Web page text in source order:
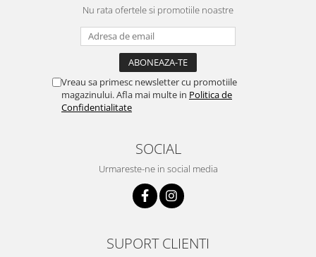
Nu rata ofertele si promotiile noastre
Vreau sa primesc newsletter cu promotiile
magazinului. Afla mai multe in Politica de
Confidentialitate
SOCIAL
Urmareste-ne in social media
SUPORT CLIENTI